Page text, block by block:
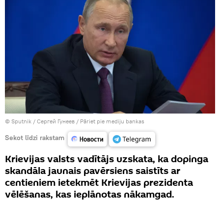
© Sputnik / Сергей Гунеев / Pāriet pie mediju bankas
Sekot līdzi rakstam
Krievijas valsts vadītājs uzskata, ka dopinga
skandāla jaunais pavērsiens saistīts ar
centieniem ietekmēt Krievijas prezidenta
vēlēšanas, kas ieplānotas nākamgad.